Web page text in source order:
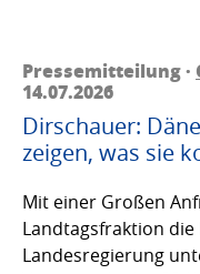
Pressemitteilung ·
14.07.2026
Dirschauer:
zeigen, was sie
Mit einer Großen
Landtagsfraktion
Landesregierung